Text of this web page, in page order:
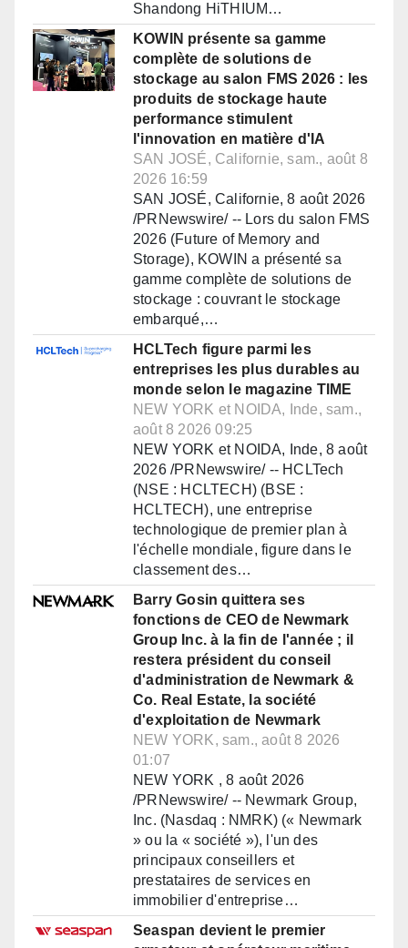
Shandong HiTHIUM…
KOWIN présente sa gamme
complète de solutions de
stockage au salon FMS 2026 : les
produits de stockage haute
performance stimulent
l'innovation en matière d'IA
SAN JOSÉ, Californie, sam., août 8
2026 16:59
SAN JOSÉ, Californie, 8 août 2026
/PRNewswire/ -- Lors du salon FMS
2026 (Future of Memory and
Storage), KOWIN a présenté sa
gamme complète de solutions de
stockage : couvrant le stockage
embarqué,…
HCLTech figure parmi les
entreprises les plus durables au
monde selon le magazine TIME
NEW YORK et NOIDA, Inde, sam.,
août 8 2026 09:25
NEW YORK et NOIDA, Inde, 8 août
2026 /PRNewswire/ -- HCLTech
(NSE : HCLTECH) (BSE :
HCLTECH), une entreprise
technologique de premier plan à
l'échelle mondiale, figure dans le
classement des…
Barry Gosin quittera ses
fonctions de CEO de Newmark
Group Inc. à la fin de l'année ; il
restera président du conseil
d'administration de Newmark &
Co. Real Estate, la société
d'exploitation de Newmark
NEW YORK, sam., août 8 2026
01:07
NEW YORK , 8 août 2026
/PRNewswire/ -- Newmark Group,
Inc. (Nasdaq : NMRK) (« Newmark
» ou la « société »), l'un des
principaux conseillers et
prestataires de services en
immobilier d'entreprise…
Seaspan devient le premier